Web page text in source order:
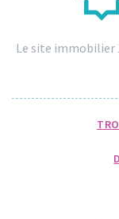
Le site immobilier